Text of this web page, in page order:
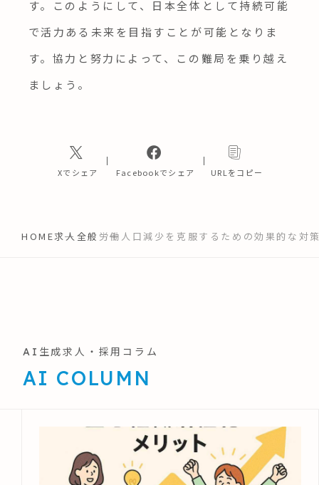
す。このようにして、日本全体として持続可能
で活力ある未来を目指すことが可能となりま
す。協力と努力によって、この難局を乗り越え
ましょう。
Xでシェア Facebookでシェア URLをコピー
HOME求人全般 労働人口減少を克服するための効果的な対
AI生成求人・採用コラム
AI COLUMN